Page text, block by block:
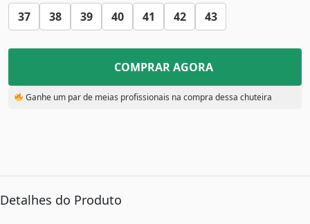
37 38 39 40 41 42 43
COMPRAR AGORA
Ganhe um par de meias profissionais na compra dessa chuteira
Detalhes do Produto